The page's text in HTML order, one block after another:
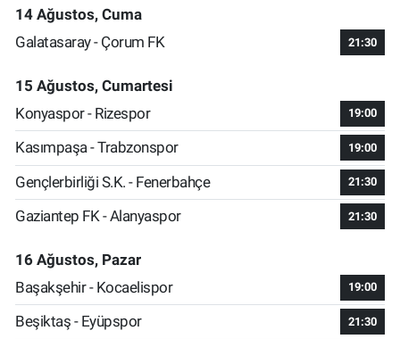
14 Ağustos, Cuma
Galatasaray - Çorum FK
21:30
15 Ağustos, Cumartesi
Konyaspor - Rizespor
19:00
Kasımpaşa - Trabzonspor 19:00
Gençlerbirliği S.K. - Fenerbahçe 21:30
Gaziantep FK - Alanyaspor 21:30
16 Ağustos, Pazar
Başakşehir - Kocaelispor
19:00
Beşiktaş - Eyüpspor 21:30